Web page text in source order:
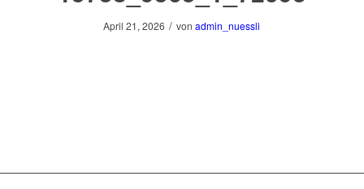
April 21, 2026 / vonadmin_nuessli